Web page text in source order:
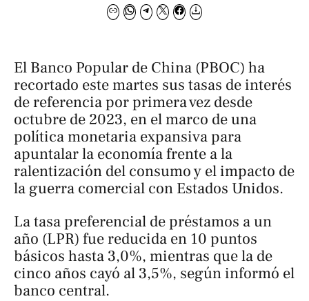
El Banco Popular de China (PBOC) ha
recortado este martes sus tasas de interés
de referencia por primera vez desde
octubre de 2023, en el marco de una
política monetaria expansiva para
apuntalar la economía frente a la
ralentización del consumo y el impacto de
la guerra comercial con Estados Unidos.
La tasa preferencial de préstamos a un
año (LPR) fue reducida en 10 puntos
básicos hasta 3,0%, mientras que la de
cinco años cayó al 3,5%, según informó el
banco central.